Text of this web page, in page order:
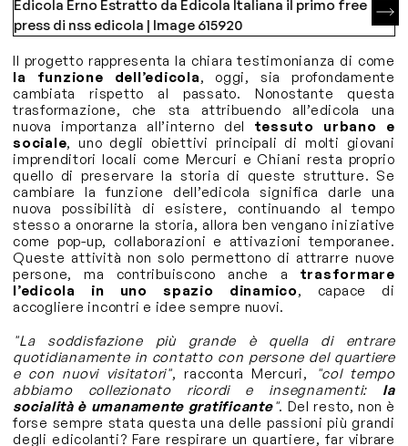
Il progetto rappresenta la chiara testimonianza di come
la funzione dell’edicola, oggi, sia profondamente
cambiata rispetto al passato. Nonostante questa
trasformazione, che sta attribuendo all’edicola una
nuova importanza all’interno del tessuto urbano e
sociale, uno degli obiettivi principali di molti giovani
imprenditori locali come Mercuri e Chiani resta proprio
quello di preservare la storia di queste strutture. Se
cambiare la funzione dell’edicola significa darle una
nuova possibilità di esistere, continuando al tempo
stesso a onorarne la storia, allora ben vengano iniziative
come pop-up, collaborazioni e attivazioni temporanee.
Queste attività non solo permettono di attrarre nuove
persone, ma contribuiscono anche a trasformare
l’edicola in uno spazio dinamico, capace di
accogliere incontri e idee sempre nuovi.
"La soddisfazione più grande è quella di entrare
quotidianamente in contatto con persone del quartiere
e con nuovi visitatori", racconta Mercuri,
"col tempo
abbiamo collezionato ricordi e insegnamenti: la
socialità è umanamente gratificante". Del resto, non è
forse sempre stata questa una delle passioni più grandi
degli edicolanti? Fare respirare un quartiere, far vibrare